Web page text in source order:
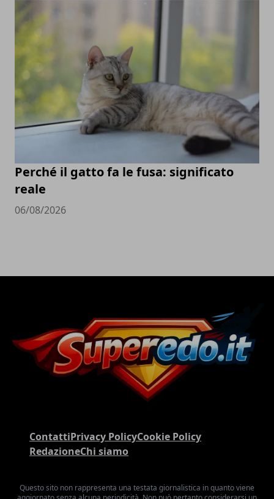
Perché il gatto fa le fusa: significato
reale
06/08/2026
ContattiPrivacy PolicyCookie Policy
RedazioneChi siamo
Questo sito non rappresenta una testata giornalistica in quanto viene